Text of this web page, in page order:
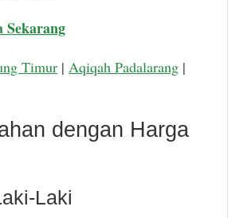
Sekarang
Timur | Aqiqah Padalarang |
dengan Harga
Laki